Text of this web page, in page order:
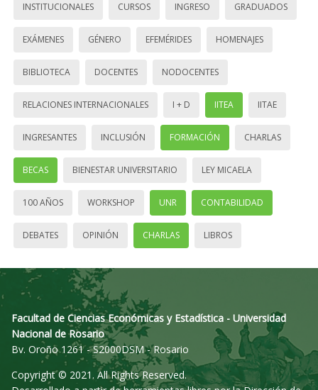
INSTITUCIONALES CURSOS INGRESO GRADUADOS
EXÁMENES GÉNERO EFEMÉRIDES HOMENAJES
BIBLIOTECA DOCENTES NODOCENTES
RELACIONES INTERNACIONALES I + D IITEA IITAE
INGRESANTES INCLUSIÓN FORMACIÓN CHARLAS
BECAS BIENESTAR UNIVERSITARIO LEY MICAELA
100 AÑOS WORKSHOP UNR CONTABILIDAD
DEBATES OPINIÓN CHARLAS LIBROS
Facultad de Ciencias Económicas y Estadística - Universidad
Nacional de Rosario
Bv. Oroño 1261 - S2000DSM - Rosario
Copyright © 2021. All Rights Reserved.